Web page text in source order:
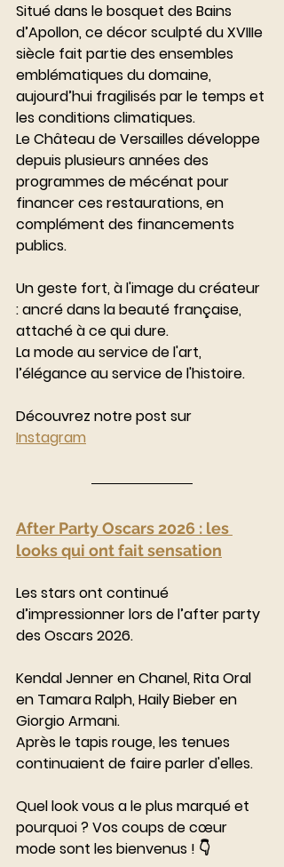
Situé dans le bosquet des Bains
d’Apollon, ce décor sculpté du XVIIIe
siècle fait partie des ensembles
emblématiques du domaine,
aujourd’hui fragilisés par le temps et
les conditions climatiques.
Le Château de Versailles développe
depuis plusieurs années des
programmes de mécénat pour
financer ces restaurations, en
complément des financements
publics.
Un geste fort, à l'image du créateur
: ancré dans la beauté française,
attaché à ce qui dure.
La mode au service de l'art,
l’élégance au service de l'histoire.
Découvrez notre post sur
Instagram
After Party Oscars 2026 : les
looks qui ont fait sensation
Les stars ont continué
d’impressionner lors de l’after party
des Oscars 2026.
Kendal Jenner en Chanel, Rita Oral
en Tamara Ralph, Haily Bieber en
Giorgio Armani.
Après le tapis rouge, les tenues
continuaient de faire parler d'elles.
Quel look vous a le plus marqué et
pourquoi ? Vos coups de cœur
mode sont les bienvenus ! 👇